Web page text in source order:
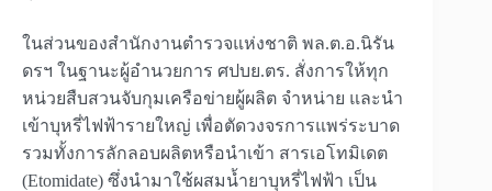
ในส่วนของสำนักงานตำรวจแห่งชาติ พล.ต.อ.นิรัน
ดรฯ ในฐานะผู้อำนวยการ ศปบย.ตร. สั่งการให้ทุก
หน่วยสืบสวนจับกุมเครือข่ายผู้ผลิต จำหน่าย และนำ
เข้าบุหรี่ไฟฟ้ารายใหญ่ เพื่อตัดวงจรการแพร่ระบาด
รวมทั้งการลักลอบผลิตหรือนำเข้า สารเอโทมิเดต
(Etomidate) ซึ่งนำมาใช้ผสมน้ำยาบุหรี่ไฟฟ้า เป็น